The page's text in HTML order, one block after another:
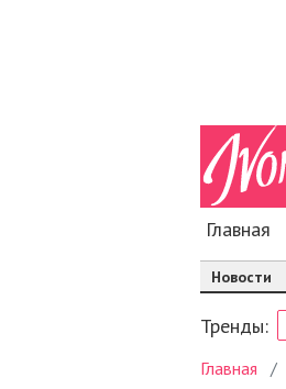
Главная
Новости
Тренды:
Главная